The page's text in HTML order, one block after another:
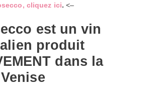
cliquez ici.<–
est un vin
produit
dans la